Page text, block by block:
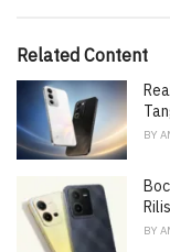
iRelated Content
BY
BY